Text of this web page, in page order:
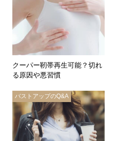
クーパー靭帯再生可能？切れ
る原因や悪習慣
バストアップのQ&A